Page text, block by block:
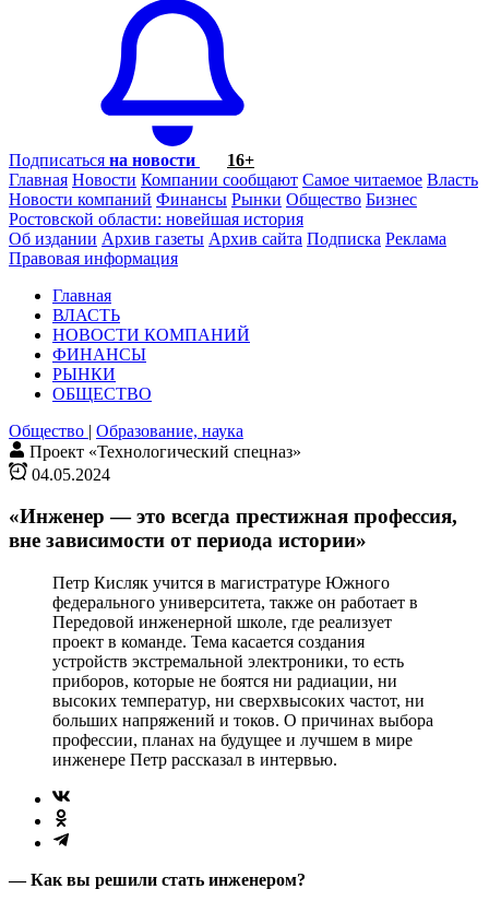
Подписаться на новости
16+
Главная Новости Компании сообщают Самое читаемое Власть
Новости компаний Финансы Рынки Общество Бизнес
Ростовской области: новейшая история
Об издании Архив газеты Архив сайта Подписка Реклама
Правовая информация
Главная
ВЛАСТЬ
НОВОСТИ КОМПАНИЙ
ФИНАНСЫ
РЫНКИ
ОБЩЕСТВО
Общество | Образование, наука
Проект «Технологический спецназ»
04.05.2024
«Инженер — это всегда престижная профессия,
вне зависимости от периода истории»
Петр Кисляк учится в магистратуре Южного
федерального университета, также он работает в
Передовой инженерной школе, где реализует
проект в команде. Тема касается создания
устройств экстремальной электроники, то есть
приборов, которые не боятся ни радиации, ни
высоких температур, ни сверхвысоких частот, ни
больших напряжений и токов. О причинах выбора
профессии, планах на будущее и лучшем в мире
инженере Петр рассказал в интервью.
— Как вы решили стать инженером?